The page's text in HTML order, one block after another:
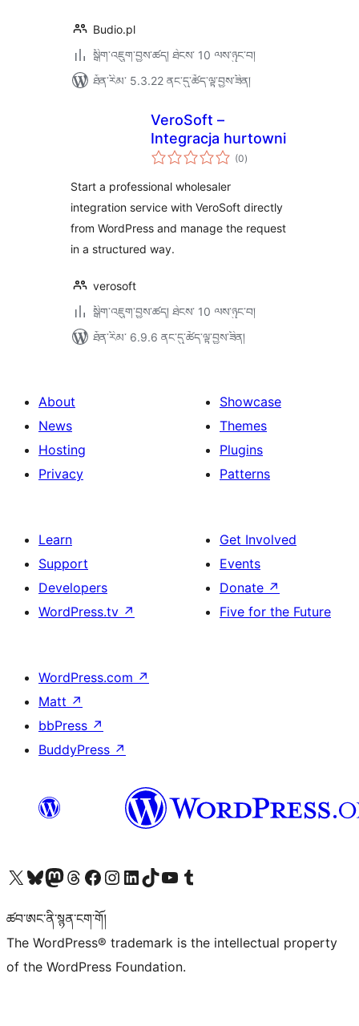
Budio.pl
སྒྲིག་འཇུག་བྱས་ཚད། ཐེངས་ 10 ལས་ཉུང་བ།
ཐོན་རིམ་ 5.3.22 ནང་དུ་ཚོད་ལྟ་བྱས་ཟིན།
VeroSoft –
Integracja hurtowni
(0གདེང་
འཇོག་
)
Start a professional wholesaler
integration service with VeroSoft directly
from WordPress and manage the request
in a structured way.
verosoft
སྒྲིག་འཇུག་བྱས་ཚད། ཐེངས་ 10 ལས་ཉུང་བ།
ཐོན་རིམ་ 6.9.6 ནང་དུ་ཚོད་ལྟ་བྱས་ཟིན།
About
News
Hosting
Privacy
Showcase
Themes
Plugins
Patterns
Learn
Support
Developers
WordPress.tv ↗
Get Involved
Events
Donate ↗
Five for the Future
WordPress.com ↗
Matt ↗
bbPress ↗
BuddyPress ↗
Visit our X (formerly Twitter) account
Visit our Bluesky account
Visit our Mastodon account
Visit our Threads account
Visit our Facebook page
Visit our Instagram account
Visit our LinkedIn account
Visit our TikTok account
Visit our YouTube channel
Visit our Tumblr account
ཚབ་ཨང་ནི་སྙན་ངག་གོ།
The WordPress® trademark is the intellectual property
of the WordPress Foundation.